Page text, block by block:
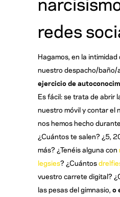
redes
Hagamos, en la
nuestro despacho/baño/
ejercicio de
Es fácil: se trata de abrir
nuestro móvil y contar el
nos hemos hecho
¿Cuántos te salen? ¿5,
más? ¿Tenéis alguna con
legsies? ¿Cuántos
vuestro carrete digital?
las pesas del gimnasio,o